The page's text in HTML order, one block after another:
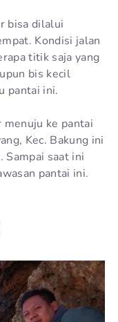
bisa dilalui
Kondisi jalan
titik saja yang
bis kecil
pantai ini.
ke pantai
Kec. Bakung ini
saat ini
pantai ini.